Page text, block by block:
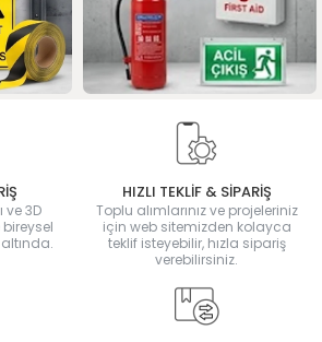
ve 3D
HIZLI TEKLİF & SİPARİŞ
Toplu alımlarınız ve projeleriniz
için web sitemizden kolayca
teklif isteyebilir, hızla sipariş
verebilirsiniz.